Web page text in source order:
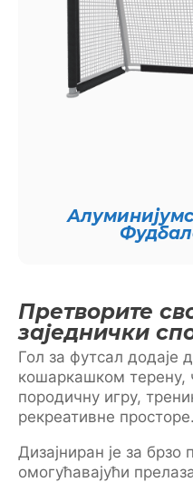
Претворите
заједнички
Гол за футсал додаје
кошаркашком терену,
породичну игру,
рекреативне просторе.
Дизајниран је за
омогућавајући